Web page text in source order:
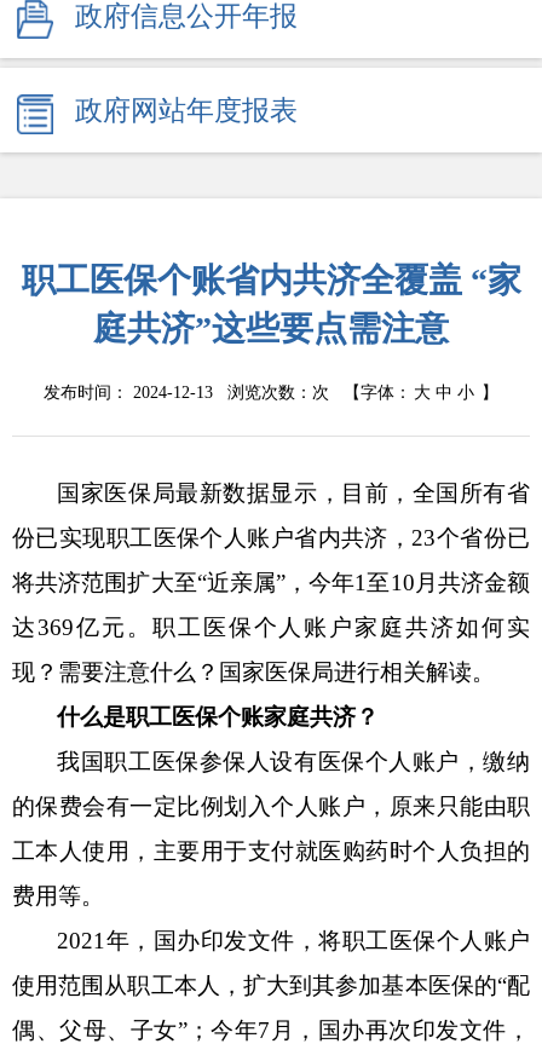
政府信息公开年报
政府网站年度报表
职工医保个账省内共济全覆盖 “家
庭共济”这些要点需注意
发布时间： 2024-12-13 浏览次数： 次 【字体： 大 中 小 】
国家医保局最新数据显示，目前，全国所有省
份已实现职工医保个人账户省内共济， 23个省份已
将共济范围扩大至“近亲属”，今年1至10月共济金额
达369亿元。职工医保个人 账户家庭共济如何实
现？需要注意什么？国家医保局进行相关解读。
什么是职工医保个账家庭共济？
我国职工医保参保人设有医保个人账户，缴纳
的保费会有一定比例划入个人账户，原来只能由职
工本人使用，主要用于支付就医购药时个人负担的
费用等。
2021年，国办印发文件，将职工医保个人账户
使用范围从职工本人，扩大到其参加基本医保的“配
偶、父母、子女”；今年7月，国办再次印发文件，